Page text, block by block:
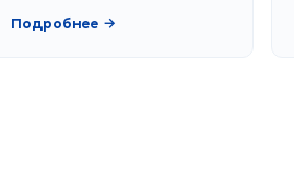
Подробнее →